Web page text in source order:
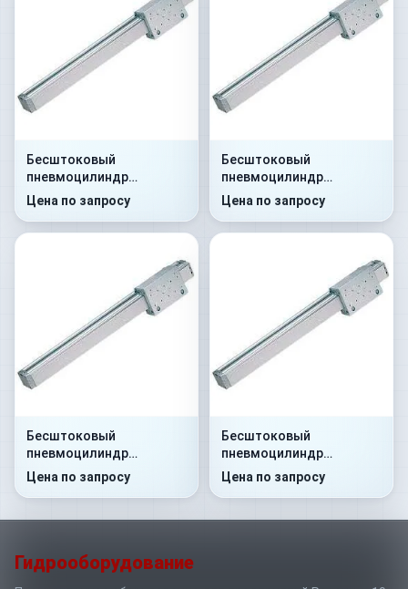
Бесштоковый
пневмоцилиндр
52G2P32A0100
Цена по запросу
Бесштоковый
пневмоцилиндр
52G2C32A0250
Цена по запросу
Бесштоковый
пневмоцилиндр
52G8P32A0300
Цена по запросу
Бесштоковый
пневмоцилиндр
52G8C32A0350
Цена по запросу
Гидрооборудование